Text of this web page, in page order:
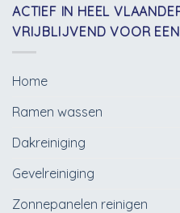
ACTIEF IN HEEL
VRIJBLIJVEND VOOR
Home
Ramen wassen
Dakreiniging
Gevelreiniging
Zonnepanelen reinigen